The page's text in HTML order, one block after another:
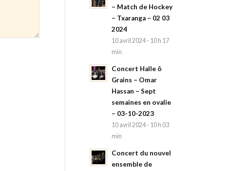
– Match de Hockey
– Txaranga – 02 03
2024
10 avril 2024 - 10 h 17
min
Concert Halle ô
Grains – Omar
Hassan – Sept
semaines en ovalie
– 03-10-2023
10 avril 2024 - 10 h 03
min
Concert du nouvel
ensemble de